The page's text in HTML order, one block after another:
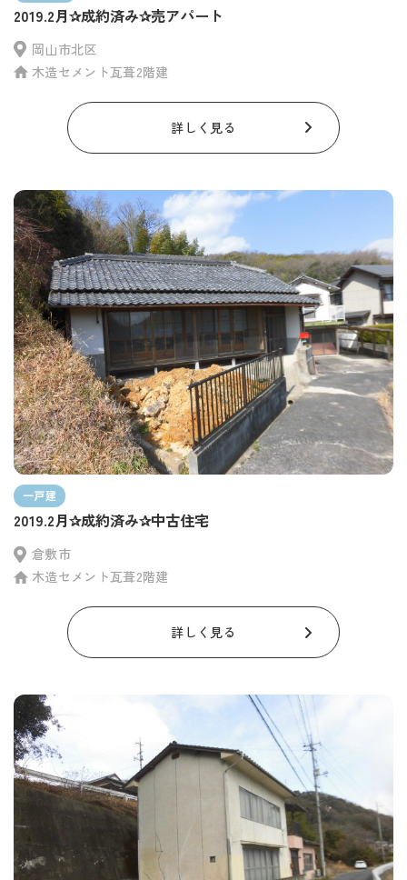
2019.2月✰成約済み✰売アパート
岡山市北区
木造セメント瓦葺2階建
詳しく見る
一戸建
2019.2月✰成約済み✰中古住宅
倉敷市
木造セメント瓦葺2階建
詳しく見る